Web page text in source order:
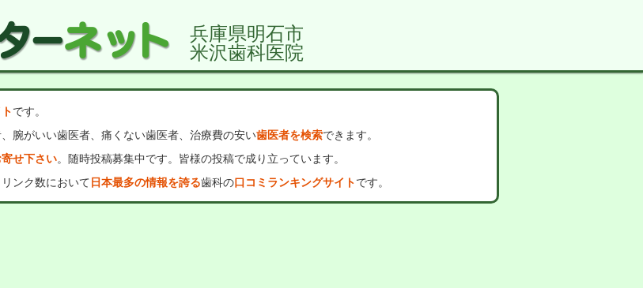
兵庫県明石市
米沢歯科医院
です。
腕がいい歯医者、痛くない歯医者、治療費の安い歯医者を検索できます。
せ下さい。随時投稿募集中です。皆様の投稿で成り立っています。
ンク数において 日本最多の情報を誇る歯科の口コミランキングサイトです。